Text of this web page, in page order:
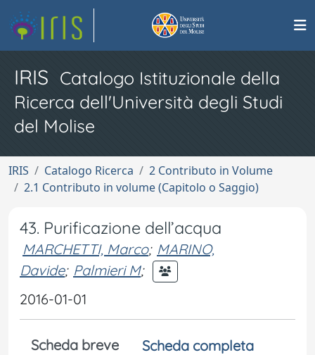
IRIS Catalogo Istituzionale della
Ricerca dell'Università degli Studi
del Molise
IRIS Catalogo Ricerca
2 Contributo in Volume
2.1 Contributo in volume (Capitolo o Saggio)
43. Purificazione dell’acqua
MARCHETTI, Marco; MARINO,
Davide; Palmieri M;
2016-01-01
Scheda breve
Scheda completa